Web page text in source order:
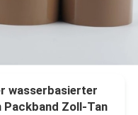
wasserbasierter
Packband Zoll-Tan